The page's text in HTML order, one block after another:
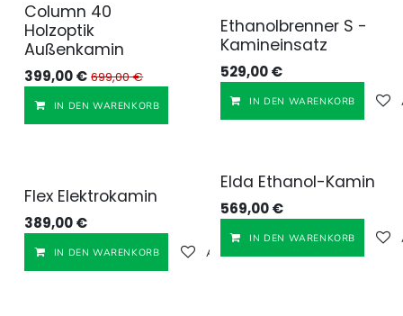
Column 40
Holzoptik
Außenkamin
399,00€ 699,00€
IN DEN WARENKORB Auf die Wunschliste
Ethanolbrenner S -
Kamineinsatz
529,00€
IN DEN WARENKORB
Flex Elektrokamin
389,00€
IN DEN WARENKORB Auf die Wunschliste
Elda Ethanol-Kamin
569,00€
IN DEN WARENKORB